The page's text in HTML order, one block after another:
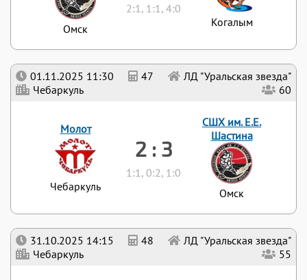
31.10.2025 14:15 48
ЛД "Уральская звезда"
Чебаркуль
55
01.11.2025 11:30 47
ЛД "Уральская звезда"
Чебаркуль
60
Молот
Чебаркуль
2 : 3
1:1, 0:2, 1:0
СШХ им. Е.Е.
Шастина
Омск
Омск
2:1, 1:1, 4:0
Когалым